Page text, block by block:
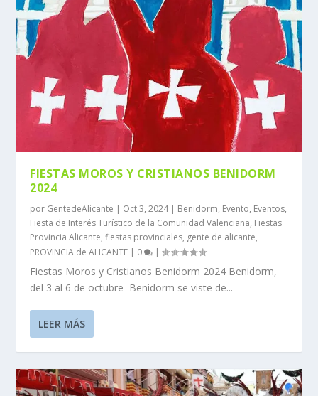
FIESTAS MOROS Y CRISTIANOS BENIDORM
2024
por GentedeAlicante Oct 3, 2024| Benidorm, Evento, Eventos,
Fiesta de Interés Turístico de la Comunidad Valenciana, Fiestas
Provincia Alicante,fiestas provinciales, gente de alicante,
PROVINCIA de ALICANTE
0 |
Fiestas Moros y Cristianos Benidorm 2024 Benidorm,
del 3 al 6 de octubre Benidorm se viste de...
LEER MÁS